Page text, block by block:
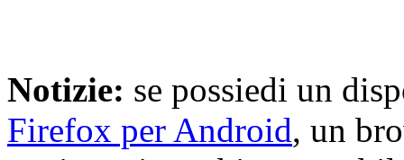
Notizie: se possiedi un
Firefox per Android, un